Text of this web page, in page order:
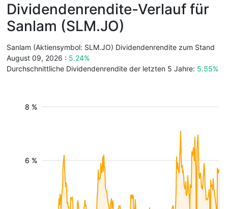
Dividendenrendite-Verlauf für
Sanlam (SLM.JO)
Sanlam (Aktiensymbol: SLM.JO) Dividendenrendite zum Stand
August 09, 2026 : 5.24%
Durchschnittliche Dividendenrendite der letzten 5 Jahre: 5.55%
6 %
8 %